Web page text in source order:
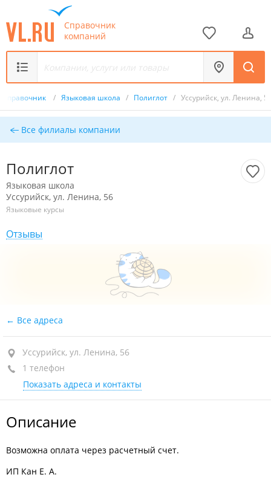
Справочник
компаний
Справочник / Языковая школа / Полиглот / Уссурийск, ул. Ленина,
Все филиалы компании
Полиглот
Языковая школа
Уссурийск, ул. Ленина, 56
Языковые курсы
Отзывы
Все адреса
Уссурийск, ул. Ленина, 56
1 телефон
Показать адреса и контакты
Описание
Возможна оплата через расчетный счет.
ИП Кан Е. А.